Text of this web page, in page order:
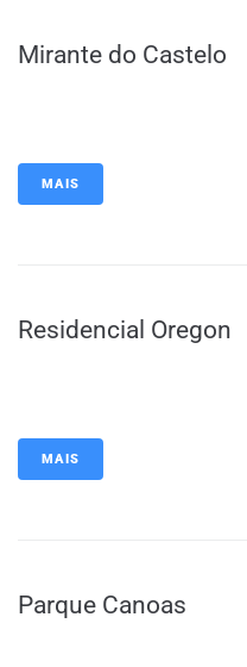
Mirante do Castelo
MAIS
Residencial Oregon
MAIS
Parque Canoas